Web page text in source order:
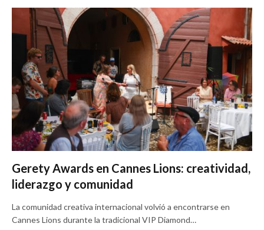
Gerety Awards en Cannes Lions: creatividad,
liderazgo y comunidad
La comunidad creativa internacional volvió a encontrarse en
Cannes Lions durante la tradicional VIP Diamond…